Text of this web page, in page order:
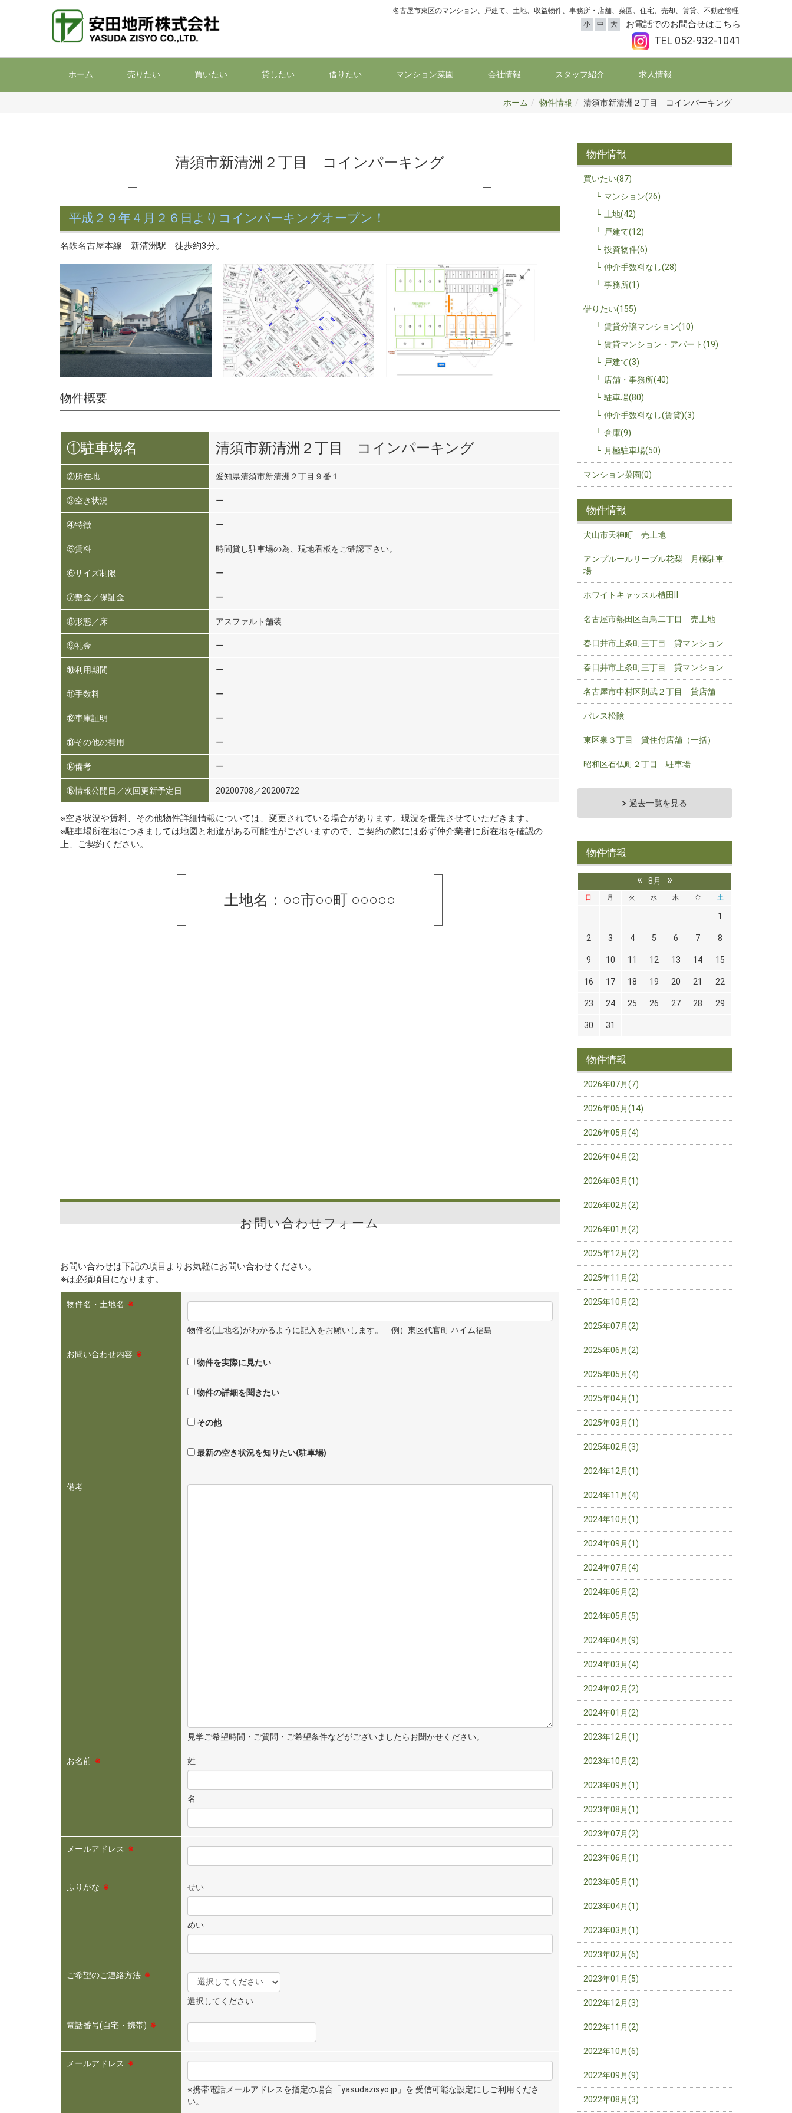
名古屋市東区のマンション、戸建て、土地、収益物件、事務所・店舗、菜園、住宅、売却、賃貸、不動産管理
お電話でのお問合せはこちら
TEL 052-932-1041
小 中 大
ホーム 売りたい 買いたい 貸したい 借りたい マンション菜園 会社情報 スタッフ紹介 求人情報
ホーム 物件情報 清須市新清洲２丁目 コインパーキング
清須市新清洲２丁目 コインパーキング
平成２９年４月２６日よりコインパーキングオープン！
名鉄名古屋本線 新清洲駅 徒歩約3分。
物件概要
①駐車場名 清須市新清洲２丁目 コインパーキング
②所在地 愛知県清須市新清洲２丁目９番１
③空き状況 ー
④特徴 ー
⑤賃料 時間貸し駐車場の為、現地看板をご確認下さい。
⑥サイズ制限 ー
⑦敷金／保証金 ー
⑧形態／床 アスファルト舗装
⑨礼金 ー
⑩利用期間 ー
⑪手数料 ー
⑫車庫証明 ー
⑬その他の費用 ー
⑭備考 ー
⑮情報公開日／次回更新予定日 20200708／20200722
※空き状況や賃料、その他物件詳細情報については、変更されている場合があります。現況を優先させていただきます。
※駐車場所在地につきましては地図と相違がある可能性がございますので、ご契約の際には必ず仲介業者に所在地を確認の
上、ご契約ください。
土地名：○○市○○町 ○○○○○
お問い合わせフォーム
お問い合わせは下記の項目よりお気軽にお問い合わせください。
※は必須項目になります。
物件名・土地名 ※
物件名(土地名)がわかるように記入をお願いします。 例）東区代官町 ハイム福島
お問い合わせ内容 ※
物件を実際に見たい
物件の詳細を聞きたい
その他
最新の空き状況を知りたい(駐車場)
備考
見学ご希望時間・ご質問・ご希望条件などがございましたらお聞かせください。
お名前 ※ 姓
名
メールアドレス ※
ふりがな ※ せい
めい
ご希望のご連絡方法 ※
選択してください
電話番号(自宅・携帯) ※
メールアドレス ※
※携帯電話メールアドレスを指定の場合「yasudazisyo.jp」を 受信可能な設定にしご利用くださ
い。
物件情報
買いたい(87)
マンション(26)
土地(42)
戸建て(12)
投資物件(6)
仲介手数料なし(28)
事務所(1)
借りたい(155)
賃貸分譲マンション(10)
賃貸マンション・アパート(19)
戸建て(3)
店舗・事務所(40)
駐車場(80)
仲介手数料なし(賃貸)(3)
倉庫(9)
月極駐車場(50)
マンション菜園(0)
物件情報
犬山市天神町 売土地
アンプルールリーブル花梨 月極駐車
場
ホワイトキャッスル植田Ⅱ
名古屋市熱田区白鳥二丁目 売土地
春日井市上条町三丁目 貸マンション
春日井市上条町三丁目 貸マンション
名古屋市中村区則武２丁目 貸店舗
パレス松陰
東区泉３丁目 貸住付店舗（一括）
昭和区石仏町２丁目 駐車場
過去一覧を見る
物件情報
« 8月 »
日 月 火 水 木 金 土
1
2 3 4 5 6 7 8
9 10 11 12 13 14 15
16 17 18 19 20 21 22
23 24 25 26 27 28 29
30 31
物件情報
2026年07月(7)
2026年06月(14)
2026年05月(4)
2026年04月(2)
2026年03月(1)
2026年02月(2)
2026年01月(2)
2025年12月(2)
2025年11月(2)
2025年10月(2)
2025年07月(2)
2025年06月(2)
2025年05月(4)
2025年04月(1)
2025年03月(1)
2025年02月(3)
2024年12月(1)
2024年11月(4)
2024年10月(1)
2024年09月(1)
2024年07月(4)
2024年06月(2)
2024年05月(5)
2024年04月(9)
2024年03月(4)
2024年02月(2)
2024年01月(2)
2023年12月(1)
2023年10月(2)
2023年09月(1)
2023年08月(1)
2023年07月(2)
2023年06月(1)
2023年05月(1)
2023年04月(1)
2023年03月(1)
2023年02月(6)
2023年01月(5)
2022年12月(3)
2022年11月(2)
2022年10月(6)
2022年09月(9)
2022年08月(3)